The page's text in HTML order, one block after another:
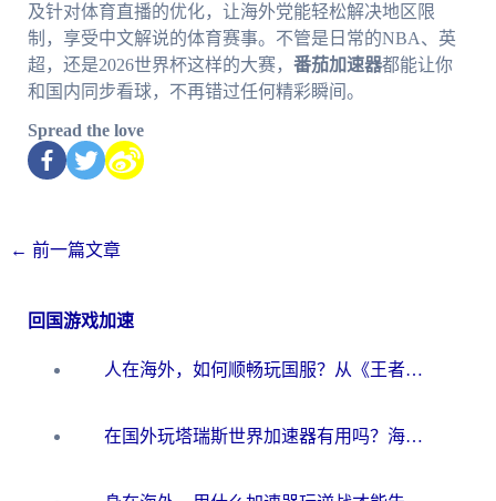
及针对体育直播的优化，让海外党能轻松解决地区限
制，享受中文解说的体育赛事。不管是日常的NBA、英
超，还是2026世界杯这样的大赛， 番茄加速器都能让你
和国内同步看球，不再错过任何精彩瞬间。
Spread the love
← 前一篇文章
回国游戏加速
人在海外，如何顺畅玩国服？从《王者荣耀》到《云图计划》的加速器终极指南
在国外玩塔瑞斯世界加速器有用吗？海外玩家亲测后的真实答案